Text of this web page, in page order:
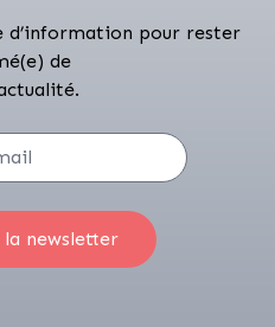
d’information pour rester
de